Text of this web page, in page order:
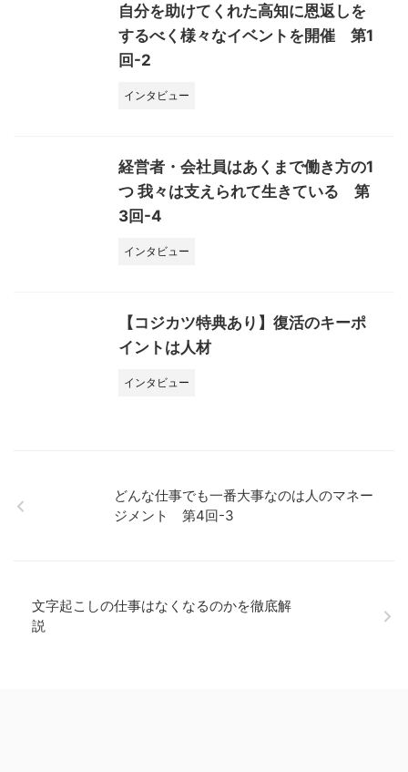
自分を助けてくれた高知に恩返しを
するべく様々なイベントを開催 第1
回-2
インタビュー
経営者・会社員はあくまで働き方の1
つ 我々は支えられて生きている 第
3回-4
インタビュー
【コジカツ特典あり】復活のキーポ
イントは人材
インタビュー
どんな仕事でも一番大事なのは人のマネー
ジメント 第4回-3
文字起こしの仕事はなくなるのかを徹底解
説